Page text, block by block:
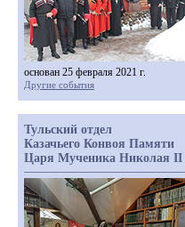
основан 25 февраля 2021 г.
Другие события
Тульский отдел
Казачьего Конвоя Памяти
Царя Мученика Николая II